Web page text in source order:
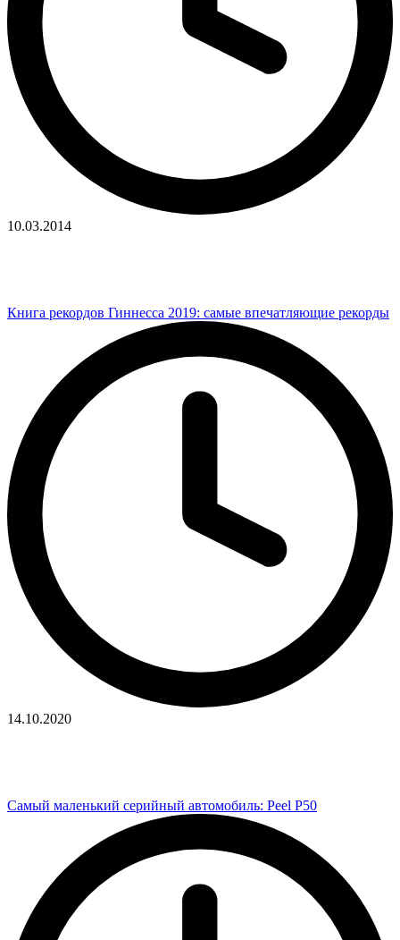
10.03.2014
Книга рекордов Гиннесса 2019: самые впечатляющие рекорды
14.10.2020
Самый маленький серийный автомобиль: Peel P50